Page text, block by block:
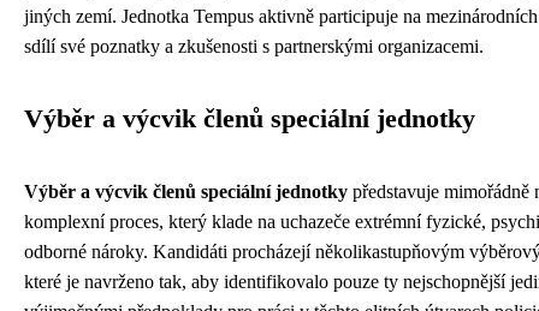
jiných zemí. Jednotka Tempus aktivně participuje na
sdílí své poznatky a zkušenosti s partnerskými organizacemi.
Výběr a výcvik členů speciální jednotky
Výběr a výcvik členů speciální jednotky představuje mimořádně
komplexní proces, který klade na uchazeče extrémní fyzické,
odborné nároky. Kandidáti procházejí několikastupňovým
které je navrženo tak, aby identifikovalo pouze ty nejschopnější